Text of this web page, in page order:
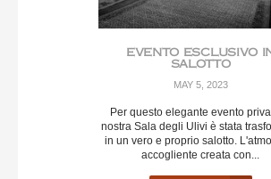
EVENTO ESCLUSIVO
SALOTTO
MAY 5, 2023
Per questo elegante evento
nostra Sala degli Ulivi è stata
in un vero e proprio salotto.
accogliente creata con...